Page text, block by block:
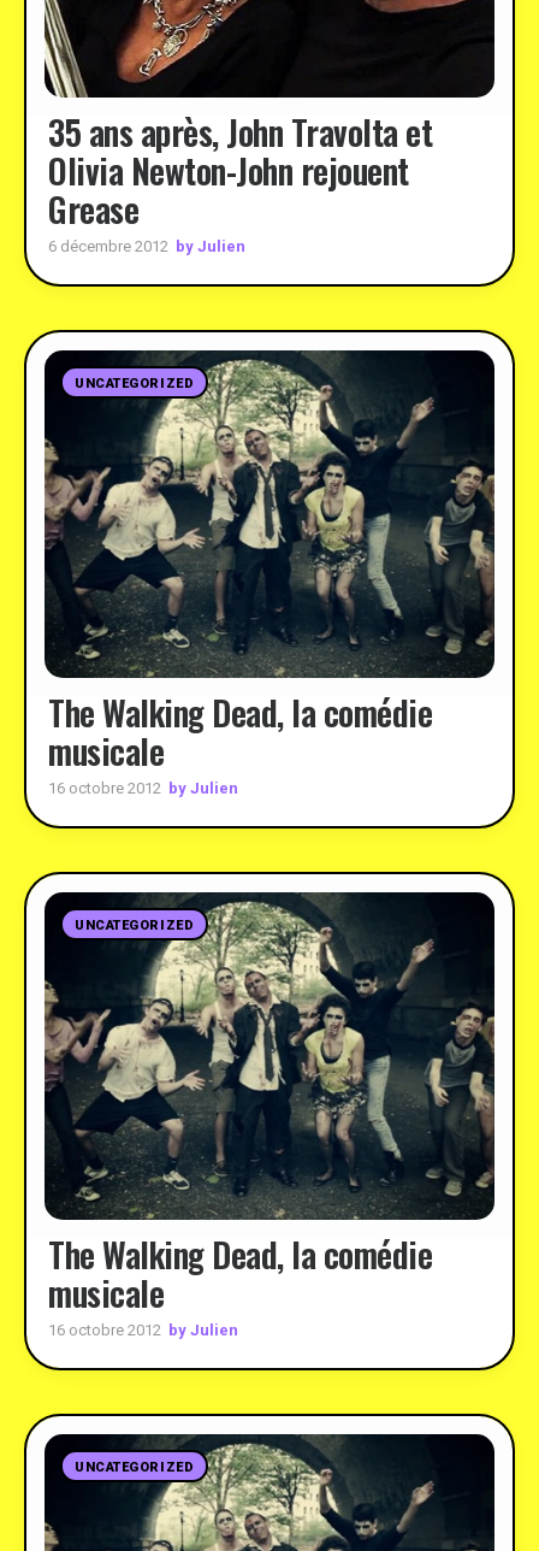
35 ans après, John Travolta et
Olivia Newton-John rejouent
Grease
6 décembre 2012 by Julien
UNCATEGORIZED
The Walking Dead, la comédie
musicale
16 octobre 2012 by Julien
UNCATEGORIZED
The Walking Dead, la comédie
musicale
16 octobre 2012 by Julien
UNCATEGORIZED